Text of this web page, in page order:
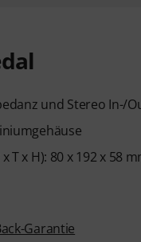
und Stereo In-/
T x H): 80 x 192 x 58
Garantie